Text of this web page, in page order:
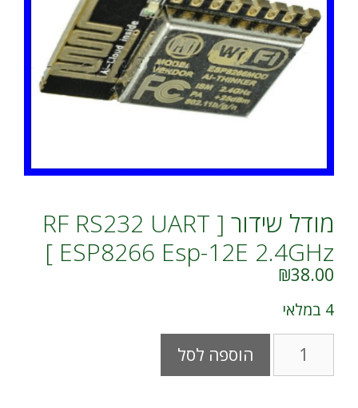
מודל שידור RF RS232 UART ]
ESP8266 Esp-12E 2.4GHz ]
₪38.00
4 במלאי
כמות
מודל
הוספה לסל